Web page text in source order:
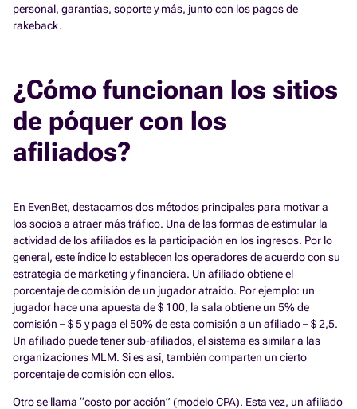
personal, garantías, soporte y más, junto con los pagos de
rakeback.
¿Cómo funcionan los sitios
de póquer con los
afiliados?
En EvenBet, destacamos dos métodos principales para motivar a
los socios a atraer más tráfico. Una de las formas de estimular la
actividad de los afiliados es la participación en los ingresos. Por lo
general, este índice lo establecen los operadores de acuerdo con su
estrategia de marketing y financiera. Un afiliado obtiene el
porcentaje de comisión de un jugador atraído. Por ejemplo: un
jugador hace una apuesta de $ 100, la sala obtiene un 5% de
comisión – $ 5 y paga el 50% de esta comisión a un afiliado – $ 2,5.
Un afiliado puede tener sub-afiliados, el sistema es similar a las
organizaciones MLM. Si es así, también comparten un cierto
porcentaje de comisión con ellos.
Otro se llama “costo por acción” (modelo CPA). Esta vez, un afiliado